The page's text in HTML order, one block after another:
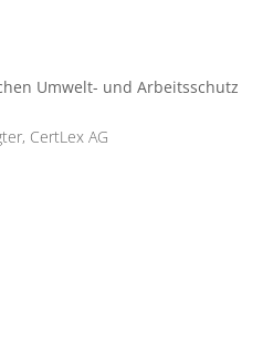
Umwelt- und Arbeitsschutz
CertLex AG